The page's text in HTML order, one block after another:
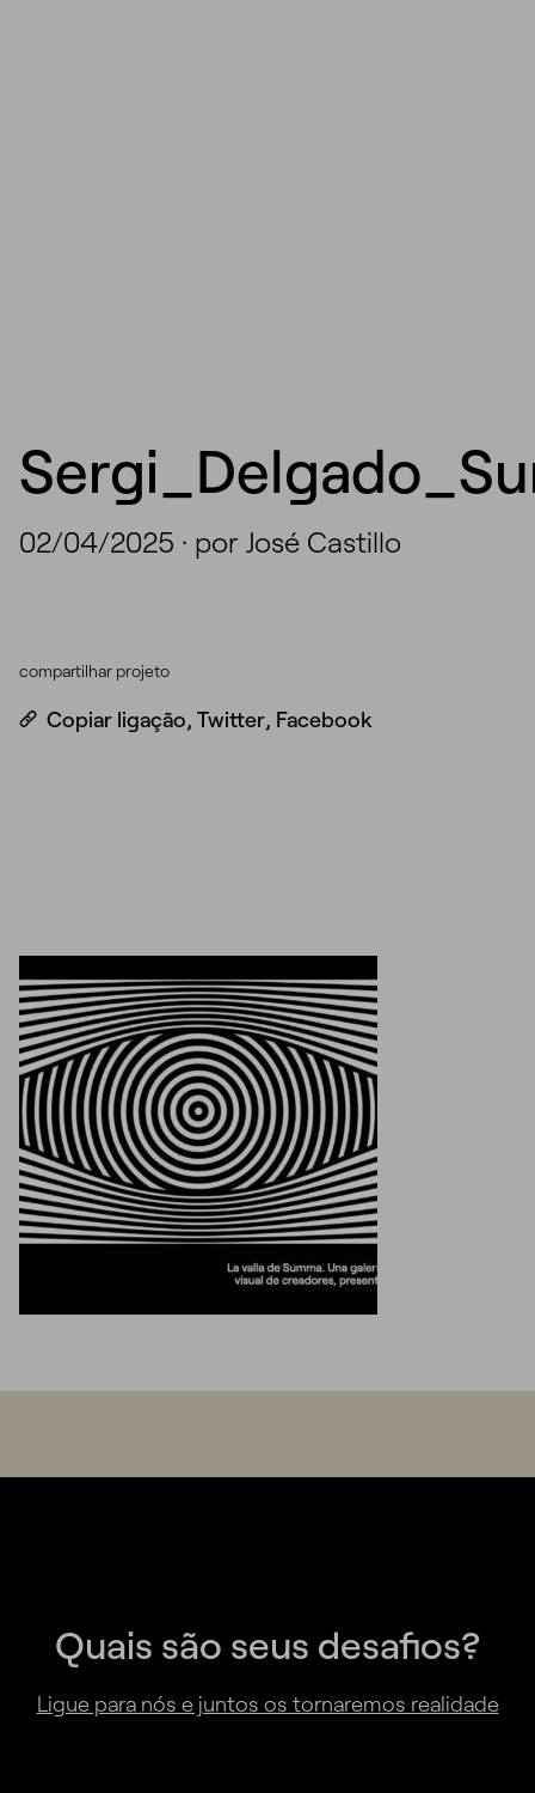
02/04/2025 · por José Castillo
compartilhar projeto
Copiar ligação, Twitter, Facebook
Quais são seus desafios?
Ligue para nós e juntos os tornaremos realidade